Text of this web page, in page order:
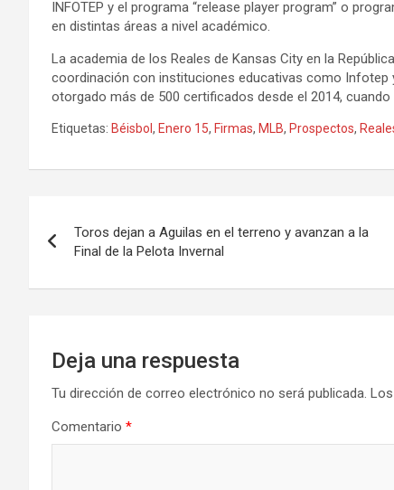
INFOTEP y el programa “release player program” o
en distintas áreas a nivel académico.
La academia de los Reales de Kansas City en la
coordinación con instituciones educativas como Infotep
otorgado más de 500 certificados desde el 2014,
Etiquetas: Béisbol , Enero 15, Firmas, MLB, Prospectos,
de
entradas
Toros dejan a Aguilas en el terreno y avanzan a la
Final de la Pelota Invernal
Deja una respuesta
Tu dirección de correo electrónico no será publicada.
Comentario *